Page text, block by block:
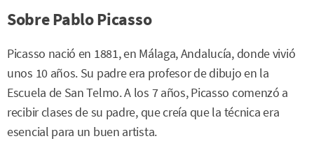
Sobre Pablo Picasso
Picasso nació en 1881, en Málaga, Andalucía, donde vivió
unos 10 años. Su padre era profesor de dibujo en la
Escuela de San Telmo. A los 7 años, Picasso comenzó a
recibir clases de su padre, que creía que la técnica era
esencial para un buen artista.